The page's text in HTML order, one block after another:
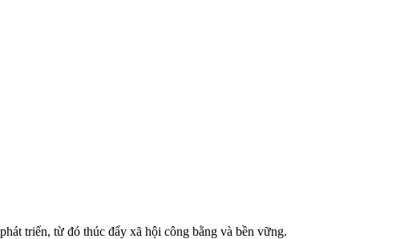
triển, từ đó thúc đẩy xã hội công bằng và bền vững.